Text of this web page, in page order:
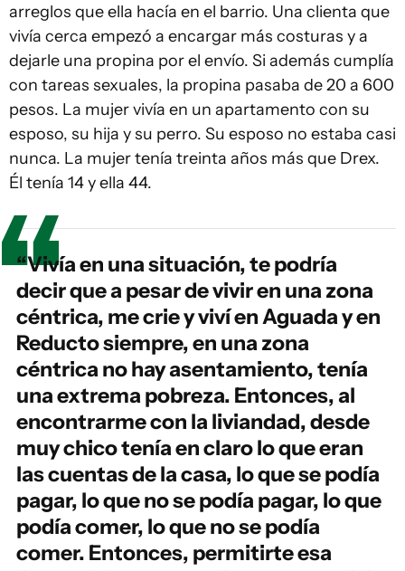
arreglos que ella hacía en el barrio. Una clienta que
vivía cerca empezó a encargar más costuras y a
dejarle una propina por el envío. Si además cumplía
con tareas sexuales, la propina pasaba de 20 a 600
pesos. La mujer vivía en un apartamento con su
esposo, su hija y su perro. Su esposo no estaba casi
nunca. La mujer tenía treinta años más que Drex.
Él tenía 14 y ella 44.
“Vivía en una situación, te podría
decir que a pesar de vivir en una zona
céntrica, me crie y viví en Aguada y en
Reducto siempre, en una zona
céntrica no hay asentamiento, tenía
una extrema pobreza. Entonces, al
encontrarme con la liviandad, desde
muy chico tenía en claro lo que eran
las cuentas de la casa, lo que se podía
pagar, lo que no se podía pagar, lo que
podía comer, lo que no se podía
comer. Entonces, permitirte esa